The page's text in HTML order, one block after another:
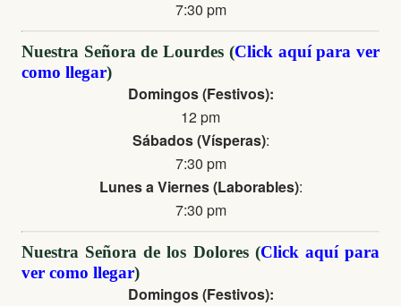
7:30 pm
Nuestra Señora de Lourdes (Click aquí para ver
como llegar)
Domingos (Festivos):
12 pm
Sábados (Vísperas):
7:30 pm
Lunes a Viernes (Laborables):
7:30 pm
Nuestra Señora de los Dolores (Click aquí para
ver como llegar)
Domingos (Festivos):